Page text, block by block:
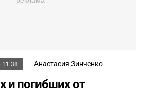
11:38 Анастасия Зинченко
и погибших от